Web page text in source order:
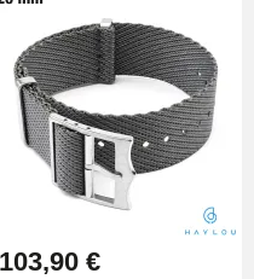
103,90 €